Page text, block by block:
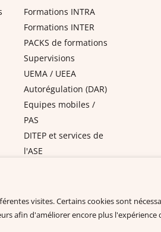
Formations INTRA
Formations INTER
PACKS de formations
Supervisions
UEMA / UEEA
Autorégulation (DAR)
Equipes mobiles /
PAS
DITEP et services de
l'ASE
à télécharger
visites. Certains cookies sont
afin d'améliorer encore plus l'expérience